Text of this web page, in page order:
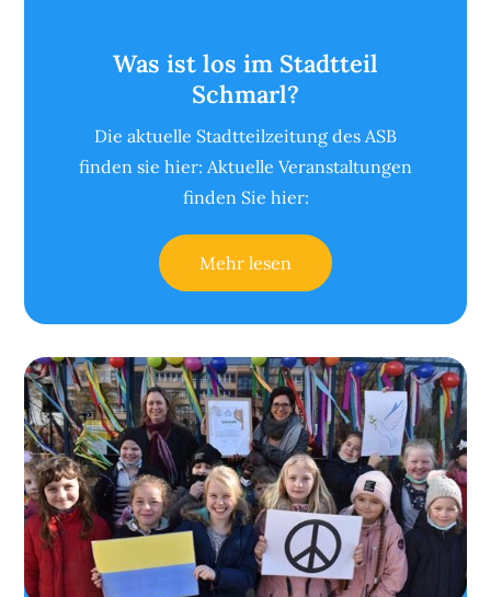
Was ist los im Stadtteil
Schmarl?
Die aktuelle Stadtteilzeitung des ASB
finden sie hier: Aktuelle Veranstaltungen
finden Sie hier:
Mehr lesen